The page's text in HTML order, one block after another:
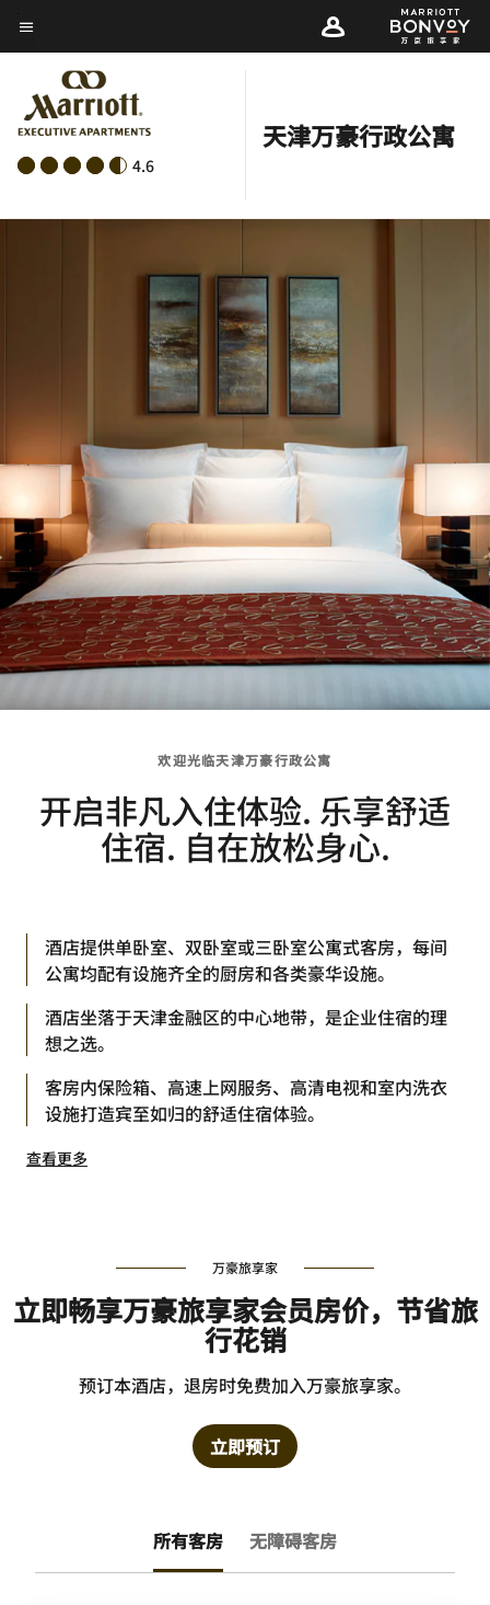
Skip
to
content
菜单文本
4.6
天津万豪行政公寓
欢迎光临天津万豪行政公寓
开启非凡入住体验. 乐享舒适
住宿. 自在放松身心.
酒店提供单卧室、双卧室或三卧室公寓式客房，每间
公寓均配有设施齐全的厨房和各类豪华设施。
酒店坐落于天津金融区的中心地带，是企业住宿的理
想之选。
客房内保险箱、高速上网服务、高清电视和室内洗衣
设施打造宾至如归的舒适住宿体验。
查看更多
万豪旅享家
立即畅享万豪旅享家会员房价，节省旅
行花销
预订本酒店，退房时免费加入万豪旅享家。
立即预订
所有客房 无障碍客房